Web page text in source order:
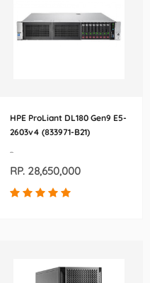
HPE ProLiant DL180 Gen9 E5-
2603v4 (833971-B21)
-
RP. 28,650,000